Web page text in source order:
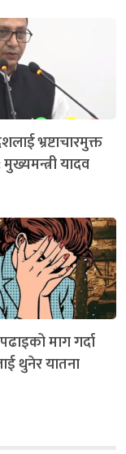
भ्रष्टाचारमुक्त
यादव
माग गर्दा
थुनेर यातना